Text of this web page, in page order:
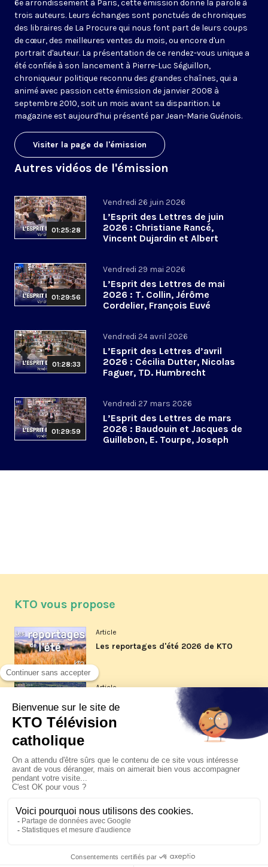
6e arrondissement à Paris, cette émission donne la parole à
trois auteurs. Leurs échanges sont ponctués de chroniques
des libraires de La Procure qui nous font part de leurs coups
de cœur, des meilleures ventes du mois, ou encore d'un
portrait d'auteur. La présentation de ce rendez-vous unique a
été confiée à son lancement à Pierre-Luc Séguillon,
chroniqueur politique reconnu des grandes chaînes, qui a
animé avec passion cette émission de janvier 2008 à
septembre 2010, soit un mois avant sa disparition. Le
magazine est aujourd'hui présenté par Jean-Marie Guénois.
Visiter la page de l'émission
Autres vidéos de l'émission
01:25:28
Vendredi 26 juin 2026
L’Esprit des Lettres de juin
2026 : Christiane Rancé,
Vincent Dujardin et Albert
01:29:56
Vendredi 29 mai 2026
L’Esprit des Lettres de mai
2026 : T. Collin, Jérôme
Cordelier, François Euvé
01:28:33
Vendredi 24 avril 2026
L’Esprit des Lettres d’avril
2026 : Cécilia Dutter, Nicolas
Faguer, TD. Humbrecht
01:29:59
Vendredi 27 mars 2026
L’Esprit des Lettres de mars
2026 : Baudouin et Jacques de
Guillebon, E. Tourpe, Joseph
KTO vous propose
Article
Les reportages d'été 2026 de KTO
Article
La visite pastorale du pape Léon
XIV à Assise à suivre sur KTO le
jeudi 6 août
Le pape en Uruguay, Argentine et
Pérou du 6 au 17 novembre 2026
© KTO 2026 —Contact